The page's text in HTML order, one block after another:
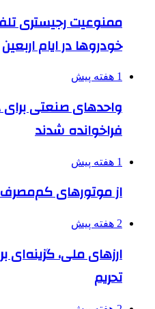
ممنوعیت رجیستری
خودروها در ایام اربعین
1 هفته پیش
واحدهای صنعتی برای
فراخوانده شدند
1 هفته پیش
از موتورهای
2 هفته پیش
ارزهای ملی، گزینه‌ای
تحریم